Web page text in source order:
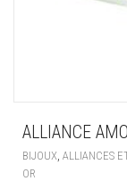
ALLIANCE
BIJOUX ALLIANCES
OR